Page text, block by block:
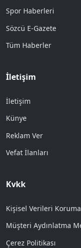
Spor Haberleri
Sözcü E-Gazete
Tüm Haberler
İletişim
İletişim
Künye
Reklam Ver
Vefat İlanları
Kvkk
Kişisel Verileri
Müşteri Aydınlatma
Çerez Politikası